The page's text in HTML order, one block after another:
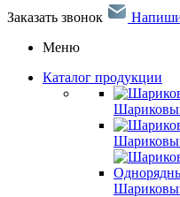
Заказать звонок
Меню
Каталог продукции